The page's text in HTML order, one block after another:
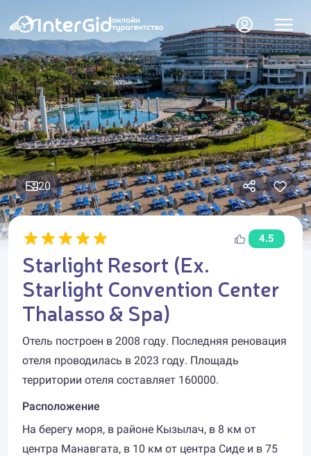
20
4.5
Starlight Resort (Ex.
Starlight Convention Center
Thalasso & Spa)
Отель построен в 2008 году. Последняя реновация
отеля проводилась в 2023 году. Площадь
территории отеля составляет 160000.
Расположение
На берегу моря, в районе Кызылач, в 8 км от
центра Манавгата, в 10 км от центра Сиде и в 75